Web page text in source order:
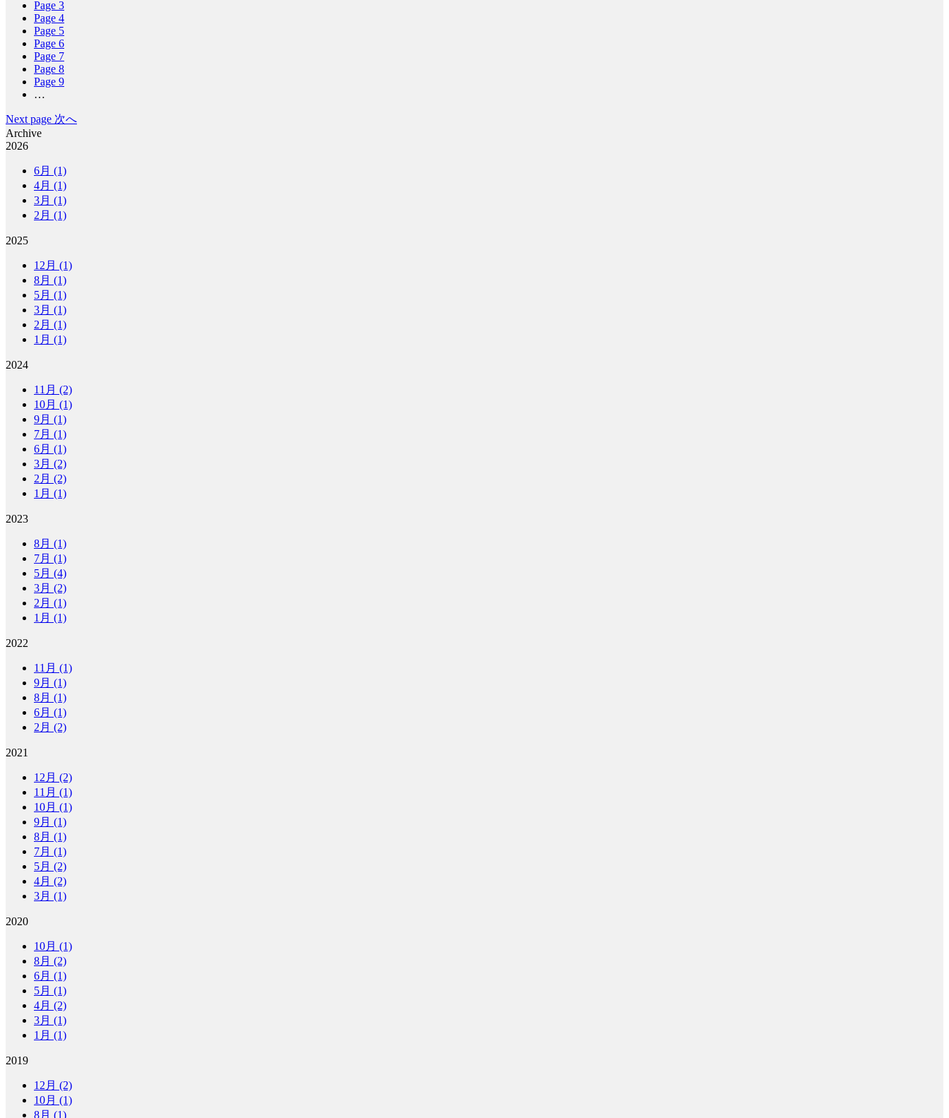
Page 3
Page 4
Page 5
Page 6
Page 7
Page 8
Page 9
…
Next page 次へ
Archive
2026
6月 (1)
4月 (1)
3月 (1)
2月 (1)
2025
12月 (1)
8月 (1)
5月 (1)
3月 (1)
2月 (1)
1月 (1)
2024
11月 (2)
10月 (1)
9月 (1)
7月 (1)
6月 (1)
3月 (2)
2月 (2)
1月 (1)
2023
8月 (1)
7月 (1)
5月 (4)
3月 (2)
2月 (1)
1月 (1)
2022
11月 (1)
9月 (1)
8月 (1)
6月 (1)
2月 (2)
2021
12月 (2)
11月 (1)
10月 (1)
9月 (1)
8月 (1)
7月 (1)
5月 (2)
4月 (2)
3月 (1)
2020
10月 (1)
8月 (2)
6月 (1)
5月 (1)
4月 (2)
3月 (1)
1月 (1)
2019
12月 (2)
10月 (1)
8月 (1)